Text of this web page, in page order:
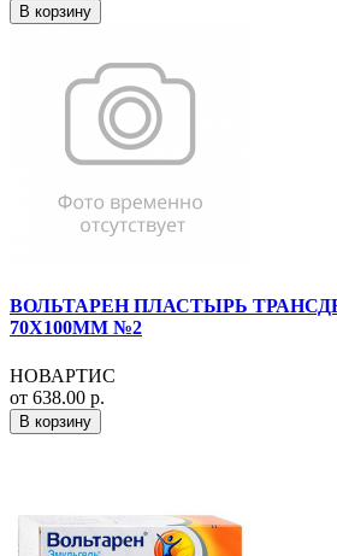
В корзину
ВОЛЬТАРЕН ПЛАСТЫРЬ
70Х100ММ №2
НОВАРТИС
от 638.00 р.
В корзину